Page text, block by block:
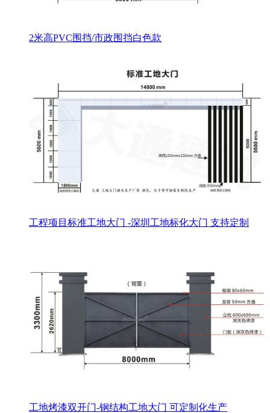
2米高PVC围挡/市政围挡白色款
工程项目标准工地大门 -深圳工地标化大门 支持定制
工地烤漆双开门-钢结构工地大门 可定制化生产